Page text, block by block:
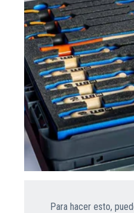
Para hacer esto,